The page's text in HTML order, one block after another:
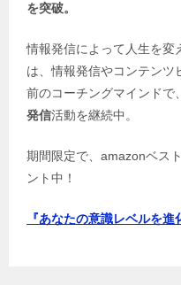
を突破。
情報発信によって人生を変
は、情報発信やコンテンツ
前のコーチングマインドで、
発信活動を継続中。
期間限定で、amazonベス
ント中！
『あなたの意識レベルを進